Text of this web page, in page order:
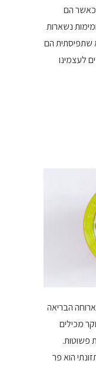
כאשר הם
נשארות
שתפיסתית הם
לעצמינו
הבריאה
מכילים
פשוטות.
הוא פר